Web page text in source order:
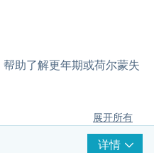
助了解更年期或荷尔蒙失
展开所有
详情